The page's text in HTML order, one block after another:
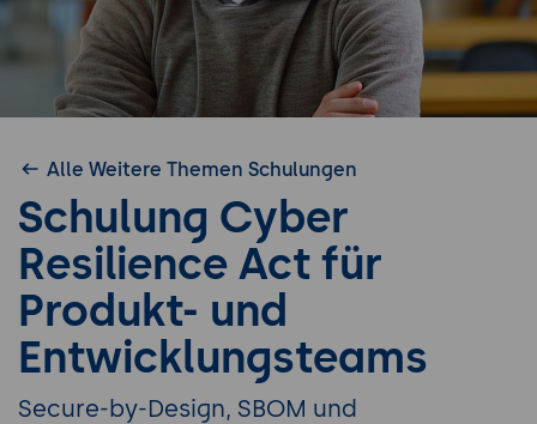
Alle Weitere Themen Schulungen
Schulung Cyber
Resilience Act für
Produkt- und
Entwicklungsteams
Secure-by-Design, SBOM und